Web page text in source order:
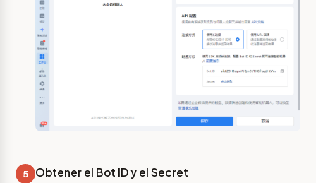
5 Obtener el Bot ID y el Secret